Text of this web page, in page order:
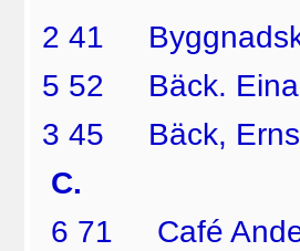
2 41
5 52 Bäck.
3 45 Bäck,
C.
6 71 Café